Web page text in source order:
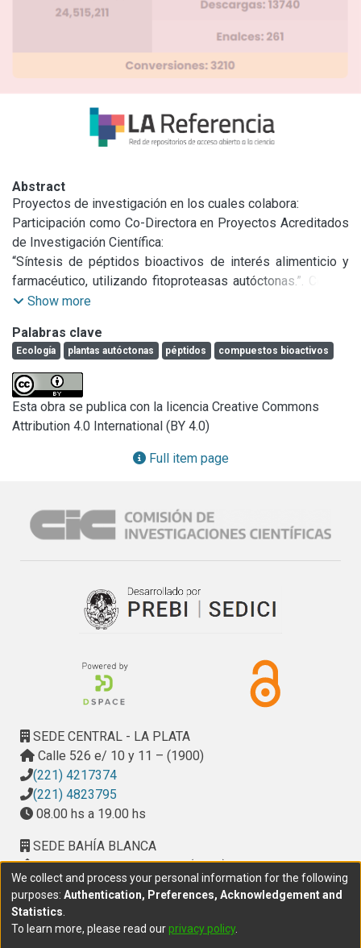
Abstract
Proyectos de investigación en los cuales colabora:
Participación como Co-Directora en Proyectos Acreditados
de Investigación Científica:
“Síntesis de péptidos bioactivos de interés alimenticio y
farmacéutico, utilizando fitoproteasas autóctonas.”. Código
PICT-2012-1129.
compuestos con actividad antimicrobiana y antifúngica”.
Código: X-613 (Resolución 617).
"Aplicación de fitoproteasas de la flora autóctona en la
producción de compuestos bioactivos". Código 02224.
Show more
Palabras clave
Ecología plantas autóctonas péptidos compuestos bioactivos
Esta obra se publica con la licencia Creative Commons
Attribution 4.0 International (BY 4.0)
Full item page
SEDE CENTRAL - LA PLATA
Calle 526 e/ 10 y 11 – (1900)
(221) 4217374
(221) 4823795
08.00 hs a 19.00 hs
SEDE BAHÍA BLANCA
Calle Ciudad de Cali 320 – (8000). Universidad
Provincial del Sudoeste (UPSO)
(291) 459 2550, interno 147
10.00 h a 14.00 h
We collect and process your personal information for the following
purposes: Authentication, Preferences, Acknowledgement and
Statistics
To learn more, please read ourprivacy policy.